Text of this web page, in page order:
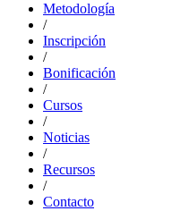
Metodología
/
Inscripción
/
Bonificación
/
Cursos
/
Noticias
/
Recursos
/
Contacto